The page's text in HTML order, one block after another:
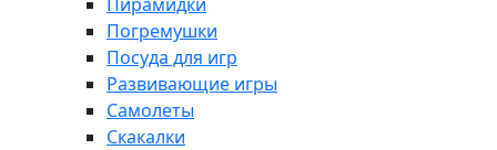
Погремушки
Посуда для игр
Развивающие игры
Самолеты
Скакалки